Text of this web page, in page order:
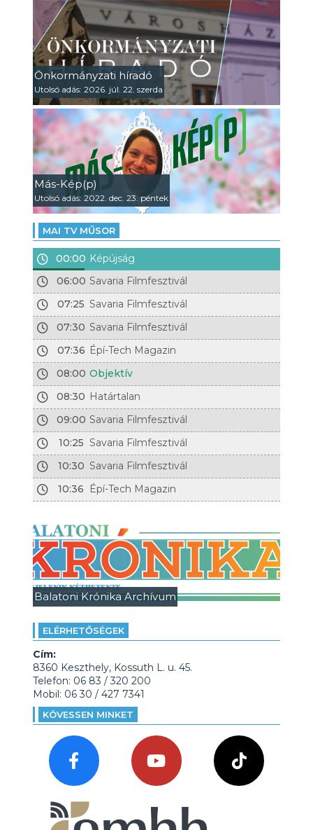
Önkormányzati híradó
Utolsó adás: 2026. júl. 22. szerda
Más-Kép(p)
Utolsó adás: 2022. dec. 23. péntek
MAI TV MŰSOR
00:00 Képújság
06:00 Savaria Filmfesztivál
07:25 Savaria Filmfesztivál
07:30 Savaria Filmfesztivál
07:36 Épí-Tech Magazin
08:00 Objektív
08:30 Határtalan
09:00 Savaria Filmfesztivál
10:25 Savaria Filmfesztivál
10:30 Savaria Filmfesztivál
10:36
Épí-Tech Magazin
Balatoni Krónika Archívum
ELÉRHETŐSÉGEK
Cím:
8360 Keszthely, Kossuth L. u. 45.
Telefon: 06 83 / 320 200
Mobil: 06 30 / 427 7341
KÖVESSEN MINKET